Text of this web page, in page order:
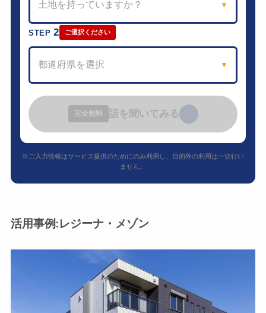
土地を持っていますか？ ▼
STEP2 ご選択ください
都道府県を選択 ▼
完全無料 話を聞いてみる
※ご入力情報はサービス提供のためにのみ利用し、目的外の利用は一切行い
ません。
活用事例:レジーナ・メゾン